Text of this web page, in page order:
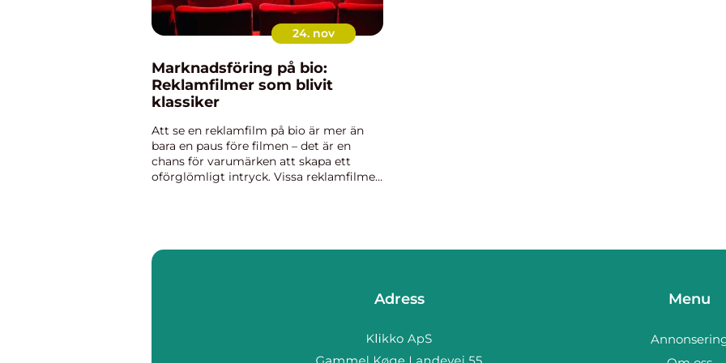
24. nov
Marknadsföring på bio:
Reklamfilmer som blivit
klassiker
Att se en reklamfilm på bio är mer än
bara en paus före filmen – det är en
chans för varumärken att skapa ett
oförglömligt intryck. Vissa reklamfilmer
Adress Menu